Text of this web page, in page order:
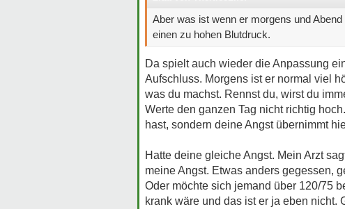
Aber was ist wenn er morgens und
einen zu hohen Blutdruck.
Da spielt auch wieder die Anpassung
Aufschluss. Morgens ist er normal viel
was du machst. Rennst du, wirst du
Werte den ganzen Tag nicht richtig
hast, sondern deine Angst übernimmt
Hatte deine gleiche Angst. Mein Arzt
meine Angst. Etwas anders gegessen,
Oder möchte sich jemand über 120/75
krank wäre und das ist er ja eben nicht.